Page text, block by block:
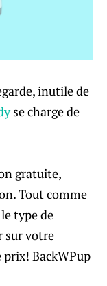
inutile de
se charge de
gratuite,
Tout comme
type de
sur votre
BackWPup